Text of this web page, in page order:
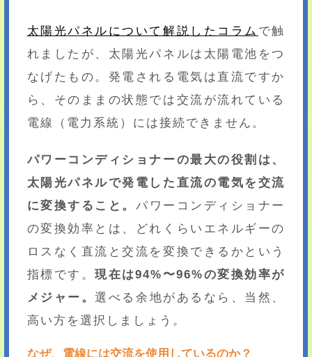
太陽光パネルについて解説したコラム で触
れましたが、太陽光パネルは太陽電池をつ
なげたもの。発電される電気は直流ですか
ら、そのままの状態では交流が流れている
電線（電力系統）には接続できません。
パワーコンディショナーの最大の役割は、
太陽光パネルで発電した直流の電気を交流
に変換すること。 パワーコンディショナー
の変換効率とは、どれくらいエネルギーの
ロスなく直流と交流を変換できるかという
指標です。現在は94%〜96%の変換効率が
メジャー。選べる余地があるなら、当然、
高い方を選択しましょう。
なぜ、電線には交流を使用しているのか？